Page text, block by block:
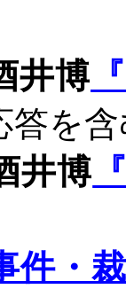
博
答を
博
件・